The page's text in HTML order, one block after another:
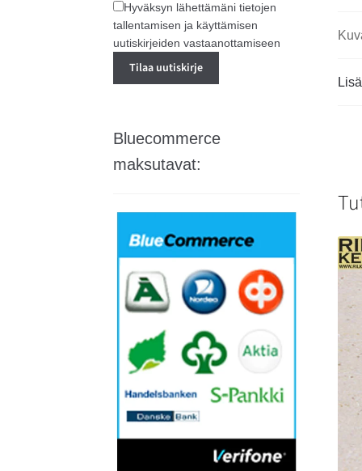
Hyväksyn lähettämäni tietojen
tallentamisen ja käyttämisen
uutiskirjeiden vastaanottamiseen
Bluecommerce
maksutavat: